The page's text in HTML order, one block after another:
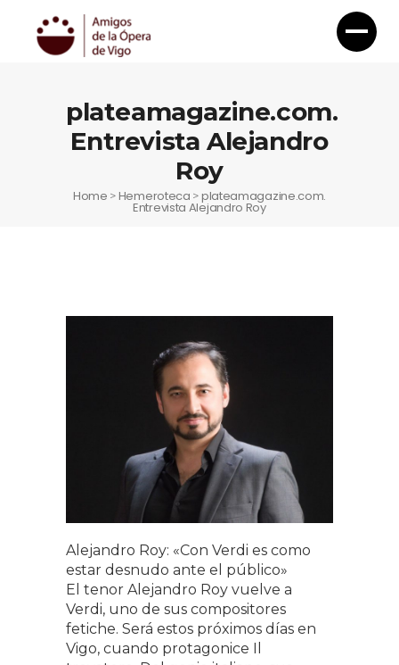
plateamagazine.com.
Entrevista Alejandro
Roy
Home >Hemeroteca >plateamagazine.com.
Entrevista Alejandro Roy
Alejandro Roy: «Con Verdi es como
estar desnudo ante el público»
El tenor Alejandro Roy vuelve a
Verdi, uno de sus compositores
fetiche. Será estos próximos días en
Vigo, cuando protagonice Il